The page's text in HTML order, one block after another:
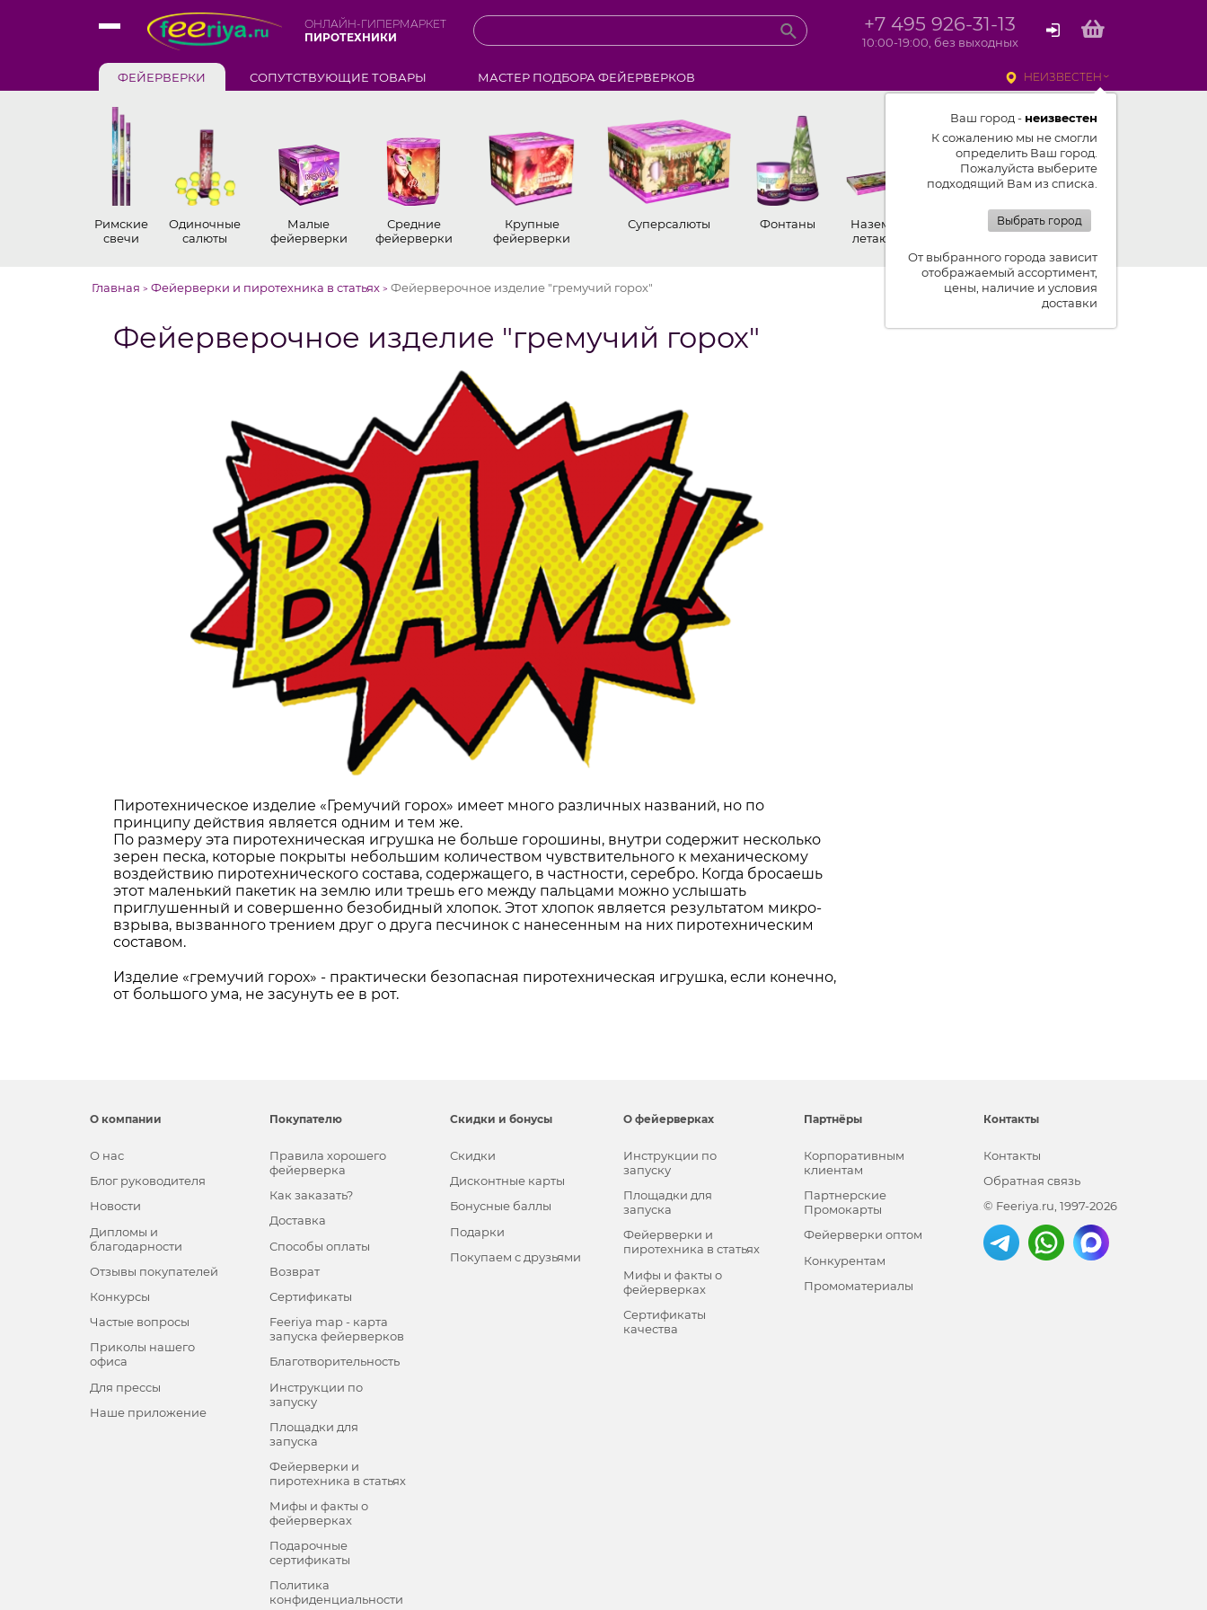
ОНЛАЙН-ГИПЕРМАРКЕТ
ПИРОТЕХНИКИ
+7 495 926-31-13
10:00-19:00, без выходных
ФЕЙЕРВЕРКИ СОПУТСТВУЮЩИЕ ТОВАРЫ МАСТЕР ПОДБОРА ФЕЙЕРВЕРКОВ НЕИЗВЕСТЕН
Ваш город - неизвестен
К сожалению мы не смогли
определить Ваш город.
Пожалуйста выберите
подходящий Вам из списка.
Выбрать город
От выбранного города зависит
отображаемый ассортимент,
цены, наличие и условия
доставки
Римские
свечи
Одиночные
салюты
Малые
фейерверки
Средние
фейерверки
Крупные
фейерверки
Суперсалюты Фонтаны
Наземные,
летающие
Петарды
Главная > Фейерверки и пиротехника в статьях > Фейерверочное изделие "гремучий горох"
Фейерверочное изделие "гремучий горох"
Пиротехническое изделие «Гремучий горох» имеет много различных названий, но по
принципу действия является одним и тем же.
По размеру эта пиротехническая игрушка не больше горошины, внутри содержит несколько
зерен песка, которые покрыты небольшим количеством чувствительного к механическому
воздействию пиротехнического состава, содержащего, в частности, серебро. Когда бросаешь
этот маленький пакетик на землю или трешь его между пальцами можно услышать
приглушенный и совершенно безобидный хлопок. Этот хлопок является результатом микро-
взрыва, вызванного трением друг о друга песчинок с нанесенным на них пиротехническим
составом.
Изделие «гремучий горох» - практически безопасная пиротехническая игрушка, если конечно,
от большого ума, не засунуть ее в рот.
О компании
О нас
Блог руководителя
Новости
Дипломы и
благодарности
Отзывы покупателей
Конкурсы
Частые вопросы
Приколы нашего
офиса
Для прессы
Наше приложение
Покупателю
Правила хорошего
фейерверка
Как заказать?
Доставка
Способы оплаты
Возврат
Сертификаты
Feeriya map - карта
запуска фейерверков
Благотворительность
Инструкции по
запуску
Площадки для
запуска
Фейерверки и
пиротехника в статьях
Мифы и факты о
фейерверках
Подарочные
сертификаты
Политика
конфиденциальности
Скидки и бонусы
Скидки
Дисконтные карты
Бонусные баллы
Подарки
Покупаем с друзьями
О фейерверках
Инструкции по
запуску
Площадки для
запуска
Фейерверки и
пиротехника в статьях
Мифы и факты о
фейерверках
Сертификаты
качества
Партнёры
Корпоративным
клиентам
Партнерские
Промокарты
Фейерверки оптом
Конкурентам
Промоматериалы
Контакты
Контакты
Обратная связь
© Feeriya.ru, 1997-2026